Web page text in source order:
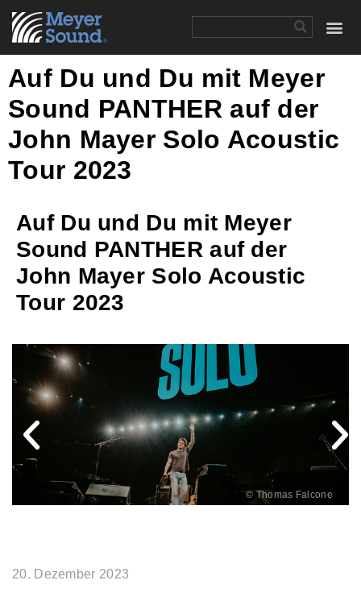
Auf Du und Du mit Meyer
Sound PANTHER auf der
John Mayer Solo Acoustic
Tour 2023
Auf Du und Du mit Meyer
Sound PANTHER auf der
John Mayer Solo Acoustic
Tour 2023
© Thomas Falcone
20. Dezember 2023